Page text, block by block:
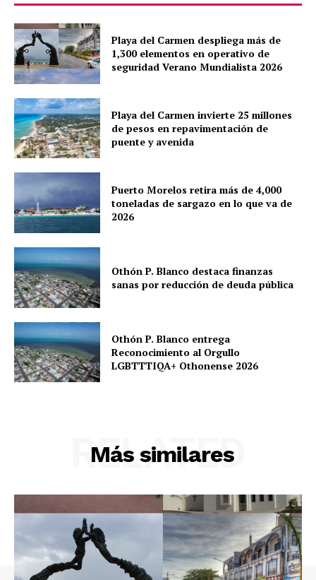
Quintana Roo
Chetumal
Playa del Carmen
Puerto Morelos
Playa del Carmen despliega más de
1,300 elementos en operativo de
seguridad Verano Mundialista 2026
Playa del Carmen invierte 25 millones
de pesos en repavimentación de
puente y avenida
Puerto Morelos retira más de 4,000
toneladas de sargazo en lo que va de
2026
Othón P. Blanco destaca finanzas
sanas por reducción de deuda pública
Othón P. Blanco entrega
Reconocimiento al Orgullo
LGBTTTIQA+ Othonense 2026
Más similares
RELATED